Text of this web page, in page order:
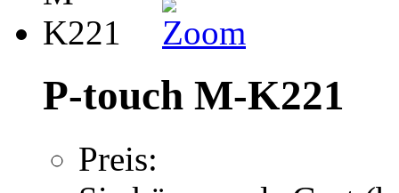
P-touch M-K221
Preis: